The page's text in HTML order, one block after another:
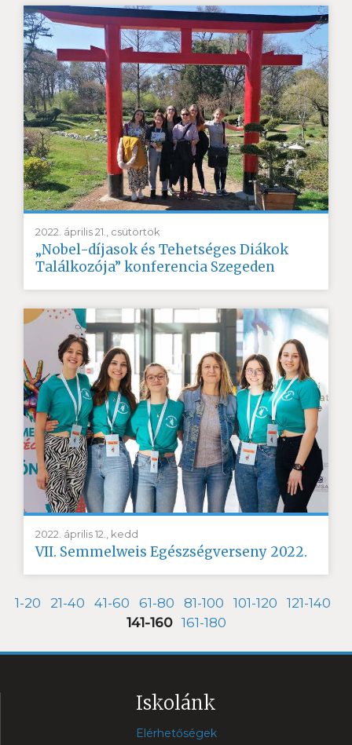
2022. április 21., csütörtök
„Nobel-díjasok és Tehetséges Diákok
Találkozója” konferencia Szegeden
2022. április 12., kedd
VII. Semmelweis Egészségverseny 2022.
1-20 21-40 41-60 61-80 81-100 101-120
121-140
141-160
161-180
Iskolánk
Elérhetőségek